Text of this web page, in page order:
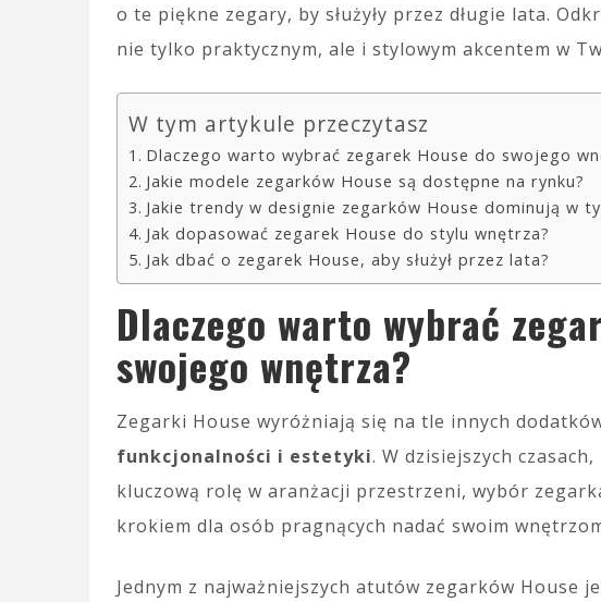
o te piękne zegary, by służyły przez długie lata.
nie tylko praktycznym, ale i stylowym akcentem w
W tym artykule przeczytasz
Dlaczego warto wybrać zegarek House do swojego
Jakie modele zegarków House są dostępne na rynku?
Jakie trendy w designie zegarków House dominują w
Jak dopasować zegarek House do stylu wnętrza?
Jak dbać o zegarek House, aby służył przez lata?
Dlaczego warto wybrać
swojego wnętrza?
Zegarki House wyróżniają się na tle innych
funkcjonalności i estetyki. W dzisiejszych
kluczową rolę w aranżacji przestrzeni, wybór
krokiem dla osób pragnących nadać swoim
Jednym z najważniejszych atutów zegarków House